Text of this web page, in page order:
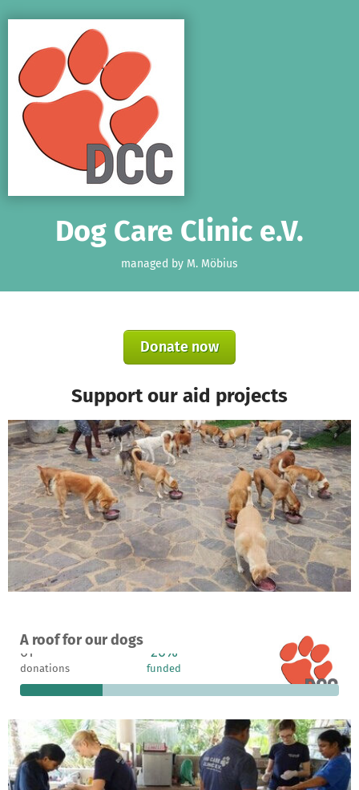
Dog Care Clinic e.V.
managed by M. Möbius
Donate now
Support our aid projects
A roof for our dogs
A project in Unawatuna, Sri Lanka
61
donations
26%
funded
€11,079
still needed